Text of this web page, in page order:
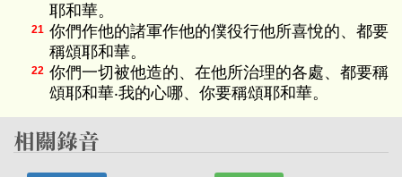
耶和華。
21 你們作他的諸軍作他的僕役行他所喜悅的、都要
稱頌耶和華。
22 你們一切被他造的、在他所治理的各處、都要稱
頌耶和華‧我的心哪、你要稱頌耶和華。